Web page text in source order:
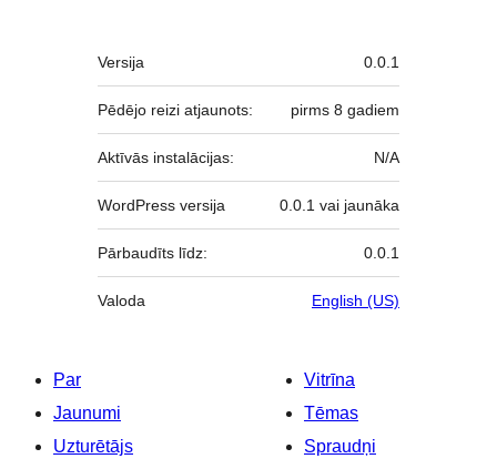
Meta
Versija 0.0.1
Pēdējo reizi atjaunots: pirms 8 gadiem
Aktīvās instalācijas: N/A
WordPress versija 0.0.1 vai jaunāka
Pārbaudīts līdz: 0.0.1
Valoda English (US)
Par
Jaunumi
Uzturētājs
Vitrīna
Tēmas
Spraudņi